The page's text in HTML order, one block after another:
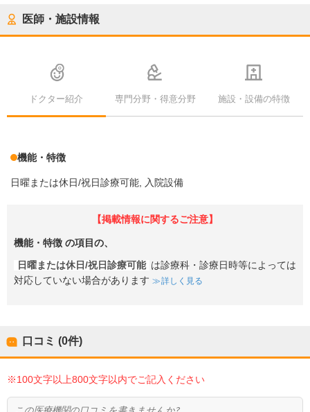
医師・施設情報
ドクター紹介 専門分野・得意分野 施設・設備の特徴
機能・特徴
日曜または休日/祝日診療可能 入院設備
【掲載情報に関するご注意】
機能・特徴 の項目の、
日曜または休日/祝日診療可能 は診療科・診療日時等によっては
対応していない場合があります
詳しく見る
口コミ (0件)
※100文字以上800文字以内でご記入ください